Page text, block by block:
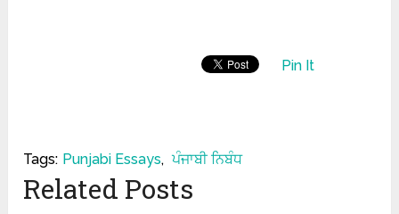
Pin It
Tags: Punjabi Essays, ਪੰਜਾਬੀ ਨਿਬੰਧ
Related Posts